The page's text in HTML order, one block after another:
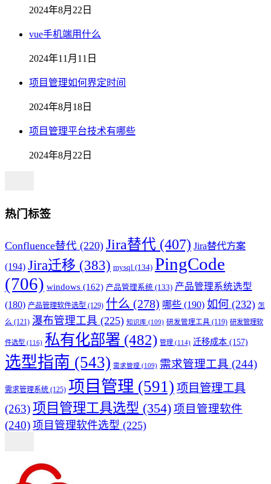
2024年8月22日
vue手机端用什么
2024年11月11日
项目管理如何界定时间
2024年8月18日
项目管理平台技术有哪些
2024年8月22日
热门标签
Confluence替代 (220) Jira替代 (407) Jira替代方案
(194) Jira迁移 (383) mysql (134) PingCode
(706) windows (162) 产品管理系统 (133) 产品管理系统选型
(180) 产品管理软件选型 (129) 什么 (278) 哪些 (190) 如何 (232) 怎
么 (121) 瀑布管理工具 (225) 知识库 (109) 研发管理工具 (119) 研发管理软
件选型 (116) 私有化部署 (482) 管理 (114) 迁移成本 (157)
选型指南 (543) 需求管理 (109) 需求管理工具 (244)
需求管理系统 (125) 项目管理 (591) 项目管理工具
(263)项目管理工具选型 (354) 项目管理软件
(240) 项目管理软件选型 (225)